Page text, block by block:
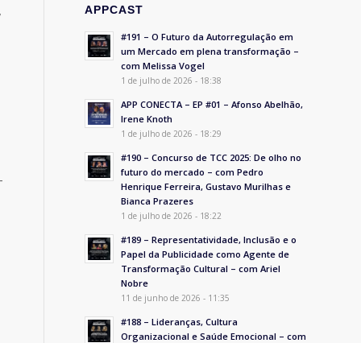
APPCAST
#191 – O Futuro da Autorregulação em
um Mercado em plena transformação –
com Melissa Vogel
1 de julho de 2026 - 18:38
APP CONECTA – EP #01 – Afonso Abelhão,
Irene Knoth
1 de julho de 2026 - 18:29
#190 – Concurso de TCC 2025: De olho no
futuro do mercado – com Pedro
Henrique Ferreira, Gustavo Murilhas e
Bianca Prazeres
1 de julho de 2026 - 18:22
#189 – Representatividade, Inclusão e o
Papel da Publicidade como Agente de
Transformação Cultural – com Ariel
Nobre
11 de junho de 2026 - 11:35
#188 – Lideranças, Cultura
Organizacional e Saúde Emocional – com